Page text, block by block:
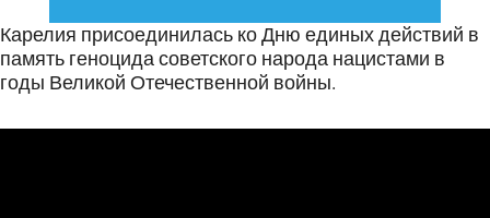
Карелия присоединилась ко Дню единых действий в
память геноцида советского народа нацистами в
годы Великой Отечественной войны.